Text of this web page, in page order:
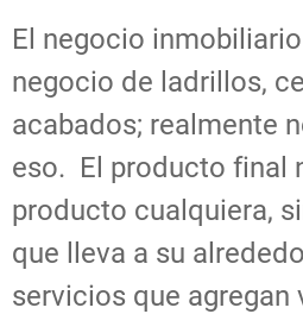
El negocio
negocio de ladrillos,
acabados; realmente
eso. El producto final
producto cualquiera,
que lleva a su
servicios que agregan